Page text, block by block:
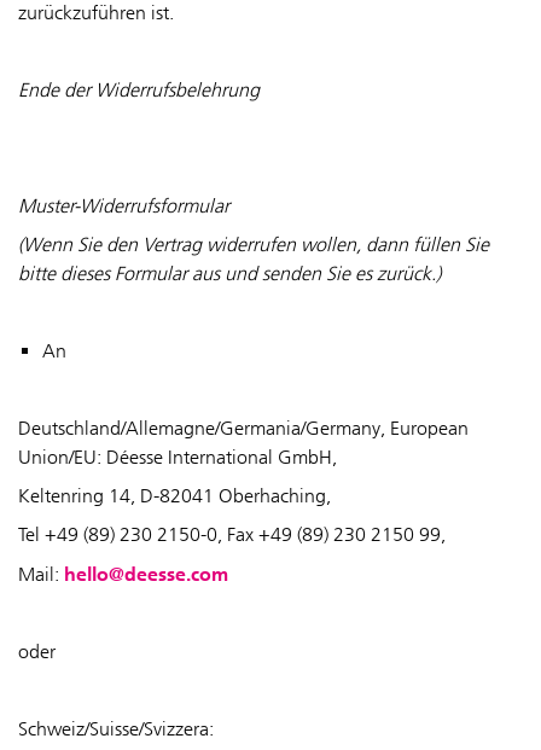
zurückzuführen ist.
Ende der Widerrufsbelehrung
Muster-Widerrufsformular
(Wenn Sie den Vertrag widerrufen wollen, dann füllen Sie
bitte dieses Formular aus und senden Sie es zurück.)
An
Deutschland/Allemagne/Germania/Germany, European
Union/EU: Déesse International GmbH,
Keltenring 14, D-82041 Oberhaching,
Tel +49 (89) 230 2150-0, Fax +49 (89) 230 2150 99,
Mail: hello@deesse.com
oder
Schweiz/Suisse/Svizzera: